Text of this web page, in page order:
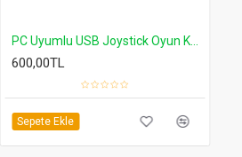
USB FLASH DRIVE 64 GB SUPER SPEED USB 3.0 2.0 PC MAC UYUMLU USB BELLEK
800,00TL
Sepete Ekle